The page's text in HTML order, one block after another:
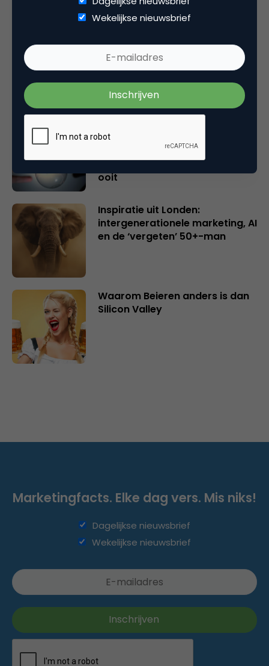
Gerelateerde artikelen
Wake-upcall voor ontwerpers
en merkeigenaren
van innovatie en ontsluiter en
verbinder van industrieën
belangrijker en urgenter dan
ooit
Inspiratie uit Londen:
intergenerationele marketing, AI
en de ‘vergeten’ 50+-man
Waarom Beieren anders is dan
Silicon Valley
Wekelijkse nieuwsbrief
Marketingfacts. Elke dag vers. Mis niks!
Dagelijkse nieuwsbrief
Wekelijkse nieuwsbrief